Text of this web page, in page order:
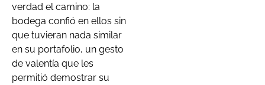
verdad el camino: la
bodega confió en ellos sin
que tuvieran nada similar
en su portafolio, un gesto
de valentía que les
permitió demostrar su